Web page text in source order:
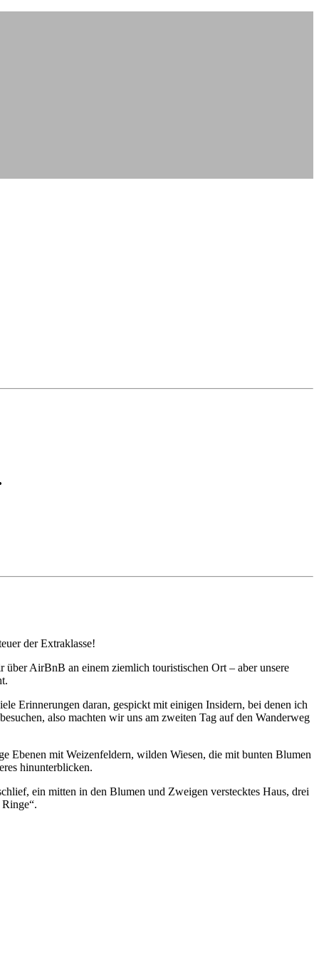
der Extraklasse!
über AirBnB an einem ziemlich touristischen Ort – aber unsere
Erinnerungen daran, gespickt mit einigen Insidern, bei denen ich
also machten wir uns am zweiten Tag auf den Wanderweg
Ebenen mit Weizenfeldern, wilden Wiesen, die mit bunten Blumen
hinunterblicken.
ein mitten in den Blumen und Zweigen verstecktes Haus, drei